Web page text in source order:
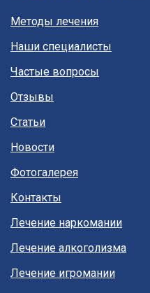
Методы лечения
Наши специалисты
Частые вопросы
Отзывы
Статьи
Новости
Фотогалерея
Контакты
Лечение наркомании
Лечение алкоголизма
Лечение игромании